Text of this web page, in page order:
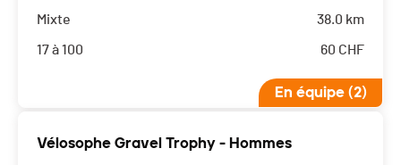
Mixte
17 à 100
38.0 km
60 CHF
En équipe (2)
Vélosophe Gravel Trophy - Hommes